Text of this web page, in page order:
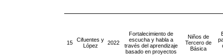
15
Cifuentes y
López
2022
Fortalecimiento de
escucha y habla a
través del aprendizaje
basado en proyectos
Niños de
Tercero de
Básica